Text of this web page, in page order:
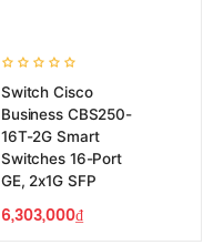
Switch Cisco
Business CBS250-
16T-2G Smart
Switches 16-Port
GE, 2x1G SFP
6,303,000₫